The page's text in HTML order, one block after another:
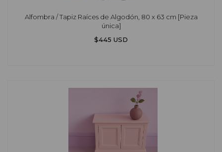
Alfombra / Tapiz Raíces de Algodón, 80 x 63 cm [Pieza
única]
$445 USD